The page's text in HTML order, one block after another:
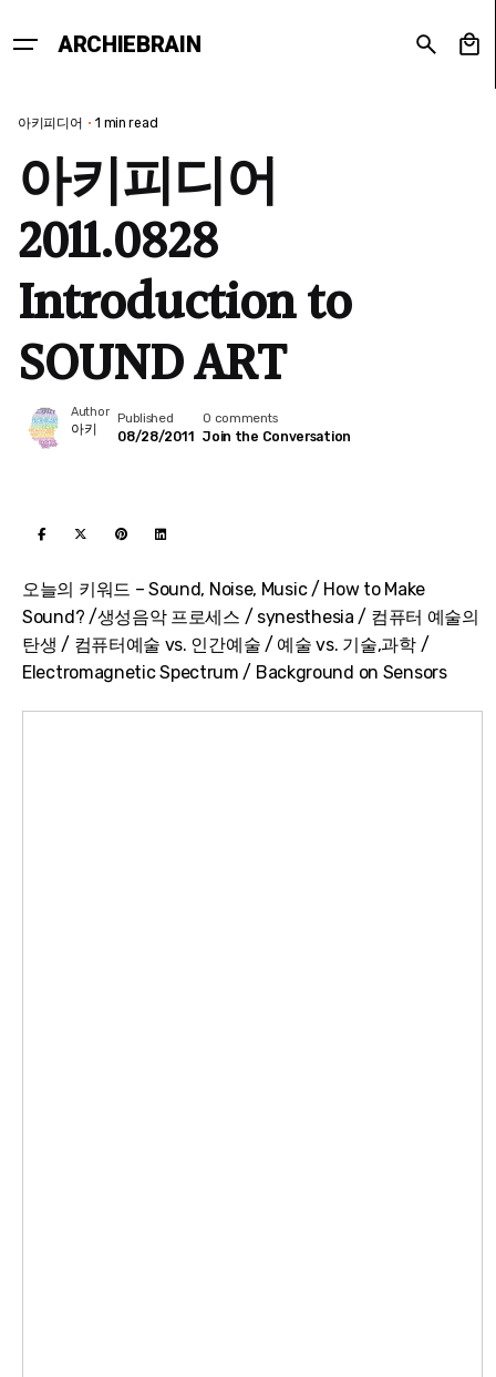
content
ARCHIEBRAIN
아키피디어 1 min read
아키피디어
2011.0828
Introduction to
SOUND ART
Author
아키
Published
08/28/2011
0 comments
Join the Conversation
오늘의 키워드 – Sound, Noise, Music / How to Make
Sound? /생성음악 프로세스 / synesthesia / 컴퓨터 예술의
탄생 / 컴퓨터예술 vs. 인간예술 / 예술 vs. 기술,과학 /
Electromagnetic Spectrum / Background on Sensors